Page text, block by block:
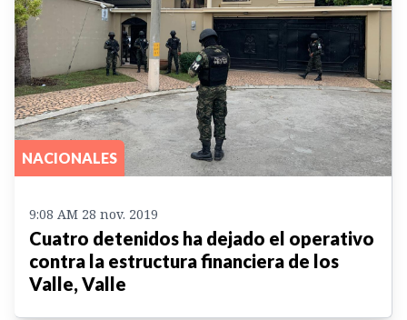
NACIONALES
9:08 AM 28 nov. 2019
Cuatro detenidos ha dejado el operativo
contra la estructura financiera de los
Valle, Valle